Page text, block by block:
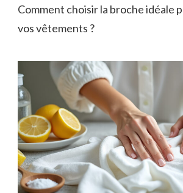
Comment choisir la broche idéale
vos vêtements ?